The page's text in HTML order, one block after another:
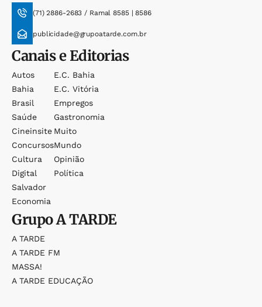
(71) 2886-2683 / Ramal 8585 | 8586
publicidade@grupoatarde.com.br
Canais e Editorias
Autos
Bahia
Brasil
Saúde
Cineinsite
Concursos
Cultura
Digital
Salvador
Economia
E.c. Bahia
E.c. Vitória
Empregos
Gastronomia
Muito
Mundo
Opinião
Política
GrupoA TARDE
A TARDE
A TARDE FM
MASSA!
A TARDE EDUCAÇÃO